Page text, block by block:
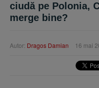
ciudă pe Polonia,
merge bine?
Autor: Dragos Damian 16 mai